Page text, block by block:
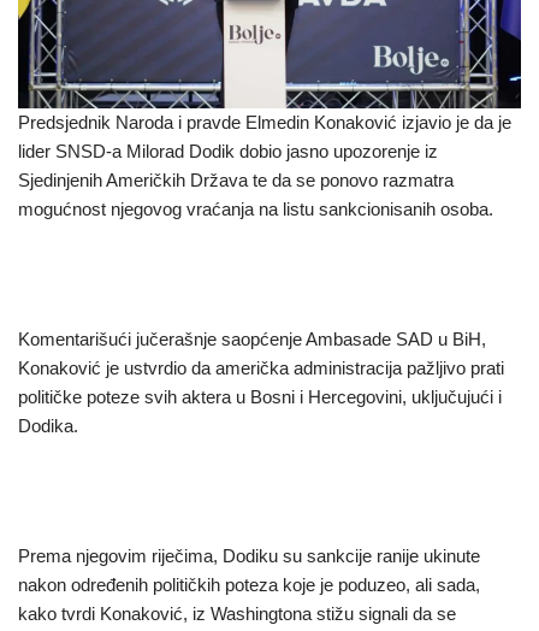
Predsjednik Naroda i pravde Elmedin Konaković izjavio je da je
lider SNSD-a Milorad Dodik dobio jasno upozorenje iz
Sjedinjenih Američkih Država te da se ponovo razmatra
mogućnost njegovog vraćanja na listu sankcionisanih osoba.
Komentarišući jučerašnje saopćenje Ambasade SAD u BiH,
Konaković je ustvrdio da američka administracija pažljivo prati
političke poteze svih aktera u Bosni i Hercegovini, uključujući i
Dodika.
Prema njegovim riječima, Dodiku su sankcije ranije ukinute
nakon određenih političkih poteza koje je poduzeo, ali sada,
kako tvrdi Konaković, iz Washingtona stižu signali da se